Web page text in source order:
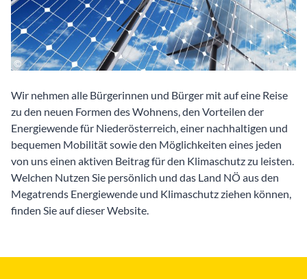
Wir nehmen alle Bürgerinnen und Bürger mit auf eine Reise
zu den neuen Formen des Wohnens, den Vorteilen der
Energiewende für Niederösterreich, einer nachhaltigen und
bequemen Mobilität sowie den Möglichkeiten eines jeden
von uns einen aktiven Beitrag für den Klimaschutz zu leisten.
Welchen Nutzen Sie persönlich und das Land NÖ aus den
Megatrends Energiewende und Klimaschutz ziehen können,
finden Sie auf dieser Website.